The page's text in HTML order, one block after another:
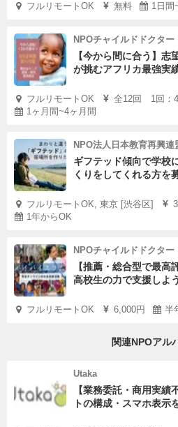
フルリモートOK 無料 1日間
NPOチャイルドドクター
【今から間に合う】志
が挑むアフリカ最強実
フルリモートOK
全12回 1回：
1ヶ月間~4ヶ月間
NPO法人日本教育再興連
ギフテッド傾向で学校
くりをしてくれる方を
フルリモートOK, 東京 [渋谷区]
1年からOK
NPOチャイルドドクター
【推薦・総合型で最
高校生の力で支援しよ
フルリモートOK 6,000円 半
関連NPOアル
Utaka
【業務委託・商用実
トの構成・スマホ表示